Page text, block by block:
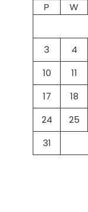
P W
3
4
10
11
17
18
24
25
31